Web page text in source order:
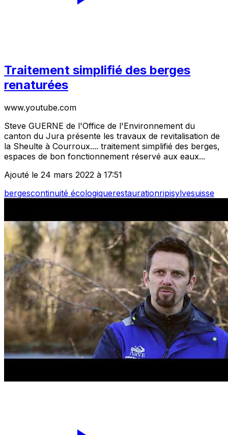
Traitement simplifié des berges
renaturées
www.youtube.com
Steve GUERNE de l'Office de l'Environnement du
canton du Jura présente les travaux de revitalisation de
la Sheulte à Courroux.... traitement simplifié des berges,
espaces de bon fonctionnement réservé aux eaux...
Ajouté le 24 mars 2022 à 17:51
bergescontinuité écologiquerestaurationripisylvesuisse